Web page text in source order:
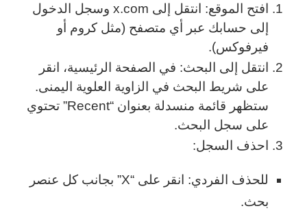
افتح الموقع: انتقل إلى x.com وسجل الدخول
إلى حسابك عبر أي متصفح (مثل كروم أو
فيرفوكس).
انتقل إلى البحث: في الصفحة الرئيسية، انقر
على شريط البحث في الزاوية العلوية اليمنى.
ستظهر قائمة منسدلة بعنوان “Recent” تحتوي
على سجل البحث.
احذف السجل:
للحذف الفردي: انقر على “X” بجانب كل عنصر
بحث.